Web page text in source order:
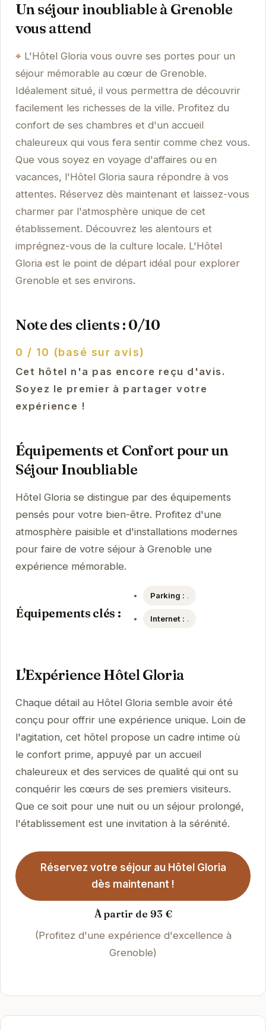
Un séjour inoubliable à Grenoble
vous attend
L'Hôtel Gloria vous ouvre ses portes pour un
séjour mémorable au cœur de Grenoble.
Idéalement situé, il vous permettra de découvrir
facilement les richesses de la ville. Profitez du
confort de ses chambres et d'un accueil
chaleureux qui vous fera sentir comme chez vous.
Que vous soyez en voyage d'affaires ou en
vacances, l'Hôtel Gloria saura répondre à vos
attentes. Réservez dès maintenant et laissez-vous
charmer par l'atmosphère unique de cet
établissement. Découvrez les alentours et
imprégnez-vous de la culture locale. L'Hôtel
Gloria est le point de départ idéal pour explorer
Grenoble et ses environs.
Note des clients : 0/10
0 / 10 (basé sur avis)
Cet hôtel n'a pas encore reçu d'avis.
Soyez le premier à partager votre
expérience !
Équipements et Confort pour un
Séjour Inoubliable
Hôtel Gloria se distingue par des équipements
pensés pour votre bien-être. Profitez d'une
atmosphère paisible et d'installations modernes
pour faire de votre séjour à Grenoble une
expérience mémorable.
Équipements clés :
Parking : .
Internet : .
L'Expérience Hôtel Gloria
Chaque détail au Hôtel Gloria semble avoir été
conçu pour offrir une expérience unique. Loin de
l'agitation, cet hôtel propose un cadre intime où
le confort prime, appuyé par un accueil
chaleureux et des services de qualité qui ont su
conquérir les cœurs de ses premiers visiteurs.
Que ce soit pour une nuit ou un séjour prolongé,
l'établissement est une invitation à la sérénité.
Réservez votre séjour au Hôtel Gloria
dès maintenant !
À partir de 93 €
(Profitez d'une expérience d'excellence à
Grenoble)